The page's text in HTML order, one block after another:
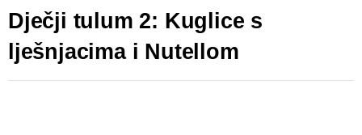
Dječji tulum 2: Kuglice s
lješnjacima i Nutellom